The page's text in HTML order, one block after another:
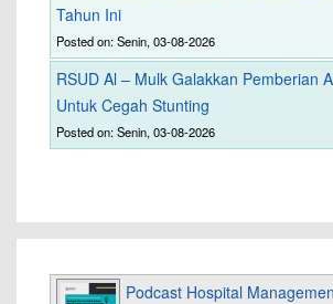
Tahun Ini
Posted on: Senin, 03-08-2026
RSUD Al – Mulk Galakkan Pemberian
Untuk Cegah Stunting
Posted on: Senin, 03-08-2026
Podcast Hospital